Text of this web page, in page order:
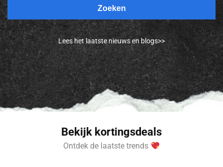
Zoeken
Lees het laatste nieuws en blogs>>
Bekijk kortingsdeals
Ontdek de laatste trends